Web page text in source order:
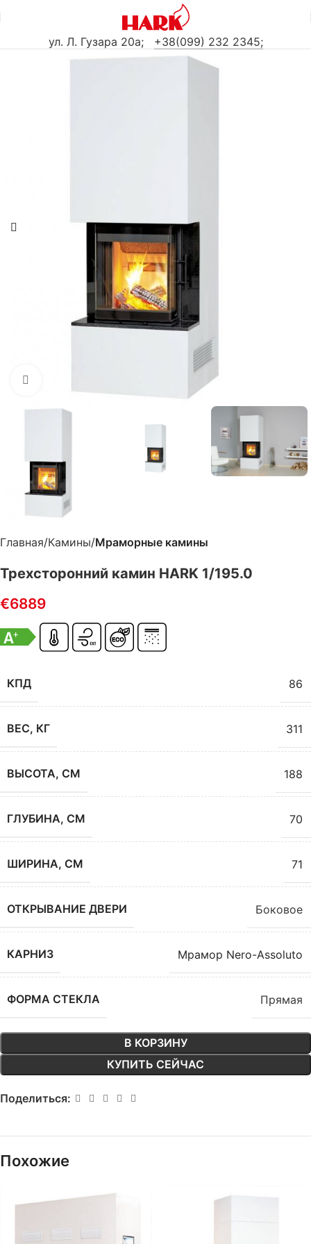
ул. Л. Гузара 20а; +38(099) 232 2345;
Главная Камины Мраморные камины
Трехсторонний камин HARK 1/195.0
€6889
КПД 86
ВЕС, КГ 311
ВЫСОТА, СМ 188
ГЛУБИНА, СМ 70
ШИРИНА, СМ 71
ОТКРЫВАНИЕ ДВЕРИ Боковое
КАРНИЗ Мрамор Nero-Assoluto
ФОРМА СТЕКЛА Прямая
В КОРЗИНУ
КУПИТЬ СЕЙЧАС
Поделиться:
Похожие